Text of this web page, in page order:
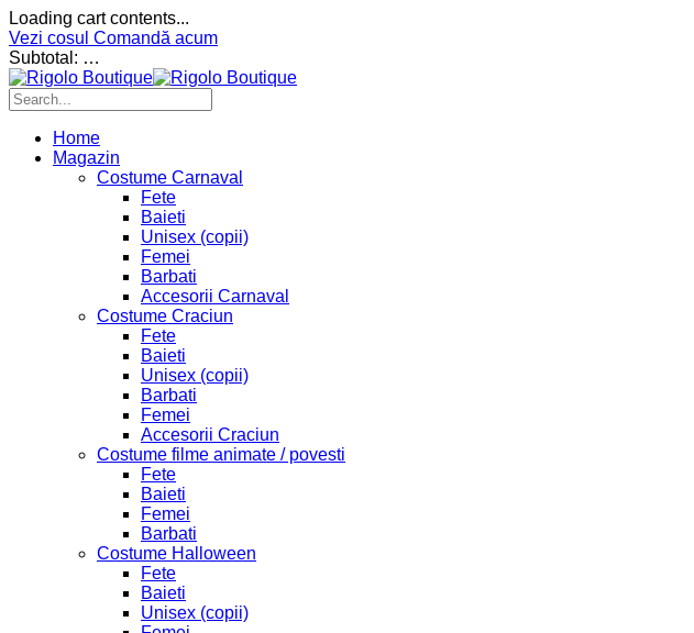
Loading cart contents...
Vezi cosul Comandă acum
Subtotal: …
Home
Magazin
Costume Carnaval
Fete
Baieti
Unisex (copii)
Femei
Barbati
Accesorii Carnaval
Costume Craciun
Fete
Baieti
Unisex (copii)
Barbati
Femei
Accesorii Craciun
Costume filme animate / povesti
Fete
Baieti
Femei
Barbati
Costume Halloween
Fete
Baieti
Unisex (copii)